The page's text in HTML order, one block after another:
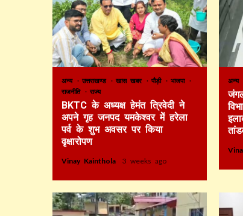
अन्य उत्तराखण्ड खास खबर पौड़ी
भाजपा
राजनीति
राज्य
BKTC के अध्यक्ष हेमंत त्रिवेदी ने
अपने गृह जनपद यमकेश्वर में हरेला
पर्व के शुभ अवसर पर किया
वृक्षारोपण
Vinay Kainthola 3 weeks ago
अन्य